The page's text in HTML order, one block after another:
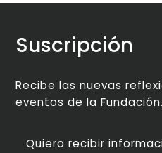
Suscripción
Recibe las nuevas
eventos de la Fundación.
Quiero recibir